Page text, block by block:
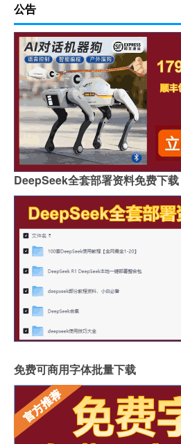
公告
DeepSeek全套部署资料免费下载
免费可商用字体批量下载